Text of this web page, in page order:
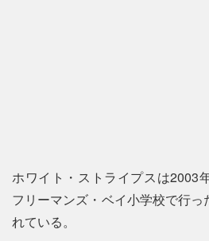
ホワイト・ストライプスは2003
フリーマンズ・ベイ小学校で行っ
れている。